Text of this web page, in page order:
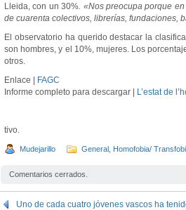
Lleida, con un 30%. «Nos preocupa porque
de cuarenta colectivos, librerías, fundaciones,
El observatorio ha querido destacar la
son hombres, y el 10%, mujeres. Los
otros.
Enlace |
FAGC
Informe completo para descargar |
L’estat de
tivo.
Mudejarillo General Homofobia/
Comentarios cerrados.
Uno de cada cuatro jóvenes vascos ha